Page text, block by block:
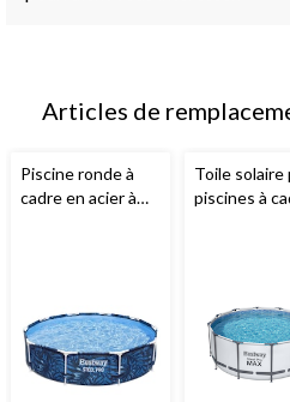
Articles de
Piscine ronde à
cadre en acier à
Toile solaire
piscines à